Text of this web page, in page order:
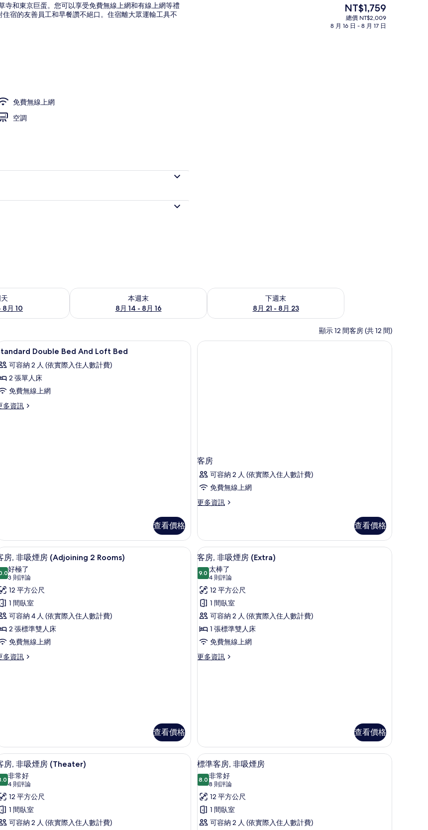
住宿正面
寺和東京巨蛋。您可以享受免費無線上網和有線上網等禮
宿的友善員工和早餐讚不絕口。住宿離大眾運輸工具不
免費無線上網
空調
目
前
的
NT$1,759
總價 NT$2,009
8 月 16 日 - 8 月 17 日
8月 10
10) 的供應情況
本週末
8月 14 - 8月 16
查看本週末 (8月 14 - 8月 16) 的供應情況
下週末
8月 21 - 8月 23
查看下週末 (8月 21 - 8月 23) 的供應情況
顯示 12 間客房 (共 12 間)
網
Bed
書桌、筆電工作空間、隔音、免費無線上網
1 Double Bed And Loft Bed
可容納 2 人 (依實際入住人數計費)
2 張單人床
免費無線上網
多資訊
查看價格
客房
可容納 2 人 (依實際入住人數計費)
免費無線上網
更多資訊
更
的
詳
情
查看價格
,
書桌、筆電工作空間、隔音、免費無線上網
6
房, 非吸煙房 (Adjoining 2 Rooms)
10.0 分，滿分 10 分
好極了
3 則評論
(3
則
評
論)
12 平方公尺
1 間臥室
可容納 4 人 (依實際入住人數計費)
2 張標準雙人床
免費無線上網
多資訊
查看價格
顯
示
客
房,
非
吸
煙
房
(Extra)
書桌、筆電工作空間、隔音、免費無線上網
6
客房, 非吸煙房 (Extra)
9.09.0 分，滿分 10 分
太棒了
4 則評論
(4
則
評
論)
12 平方公尺
1 間臥室
可容納 2 人 (依實際入住人數計費)
1 張標準雙人床
免費無線上網
更多資訊
更
詳
情
查看價格
網
,
書桌、筆電工作空間、隔音、免費無線上網
7
房, 非吸煙房 (Theater)
8.0 分，滿分 10 分
非常好
4 則評論
(4
則
評
論)
12 平方公尺
1 間臥室
可容納 2 人 (依實際入住人數計費)
顯
示
標
準
客
房,
書桌、筆電工作空間、隔音、免費無線上網
6
標準客房, 非吸煙房
8.08.0 分，滿分 10 分
非常好
8 則評論
(8
則
評
論)
12 平方公尺
1 間臥室
可容納 2 人 (依實際入住人數計費)